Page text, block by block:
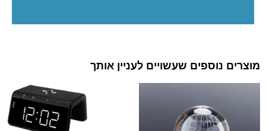
מוצרים נוספים שעשויים לעניין אותך